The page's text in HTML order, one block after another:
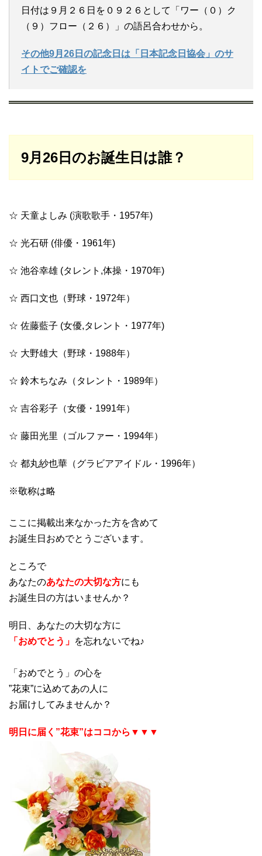
日付は９月２６日を０９２６として「ワー（０）ク
（９）フロー（２６）」の語呂合わせから。
その他9月26日の記念日は「日本記念日協会」のサ
イトでご確認を
9月26日のお誕生日は誰？
☆ 天童よしみ (演歌歌手・1957年)
☆ 光石研 (俳優・1961年)
☆ 池谷幸雄 (タレント,体操・1970年)
☆ 西口文也（野球・1972年）
☆ 佐藤藍子 (女優,タレント・1977年)
☆ 大野雄大（野球・1988年）
☆ 鈴木ちなみ（タレント・1989年）
☆ 吉谷彩子（女優・1991年）
☆ 藤田光里（ゴルファー・1994年）
☆ 都丸紗也華（グラビアアイドル・1996年）
※敬称は略
ここに掲載出来なかった方を含めて
お誕生日おめでとうございます。
ところで
あなたのあなたの大切な方にも
お誕生日の方はいませんか？
明日、あなたの大切な方に
「おめでとう」 を忘れないでね♪
「おめでとう」の心を
”花束”に込めてあの人に
お届けしてみませんか？
明日に届く”花束”はココから▼▼▼